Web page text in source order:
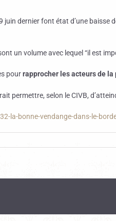
dernier font état d’une baisse
un volume avec lequel “il est
pourrapprocher les acteurs de
permettre, selon le CIVB,
la-bonne-vendange-dans-le-